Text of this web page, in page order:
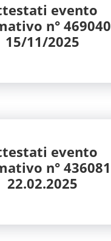
evento
n° 469040
15/11/2025
evento
n° 436081
22.02.2025